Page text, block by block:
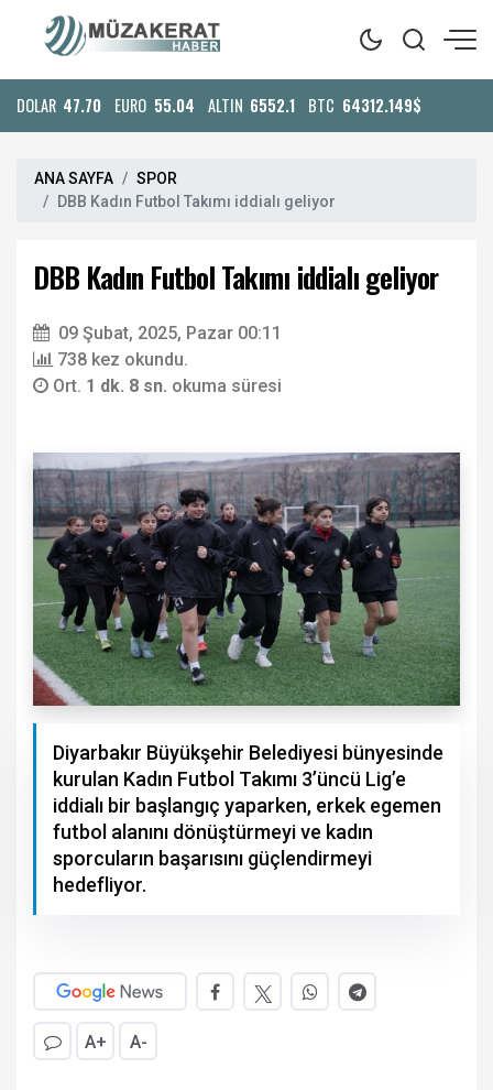
DOLAR 47.70 EURO 55.04 ALTIN 6552.1 BTC 64312.149$
ANA SAYFA
SPOR
DBB Kadın Futbol Takımı iddialı geliyor
DBB Kadın Futbol Takımı iddialı geliyor
09 Şubat, 2025, Pazar 00:11
738 kez okundu.
Ort. 1 dk. 8 sn. okuma süresi
Diyarbakır Büyükşehir Belediyesi bünyesinde
kurulan Kadın Futbol Takımı 3’üncü Lig’e
iddialı bir başlangıç yaparken, erkek egemen
futbol alanını dönüştürmeyi ve kadın
sporcuların başarısını güçlendirmeyi
hedefliyor.
A+ A-